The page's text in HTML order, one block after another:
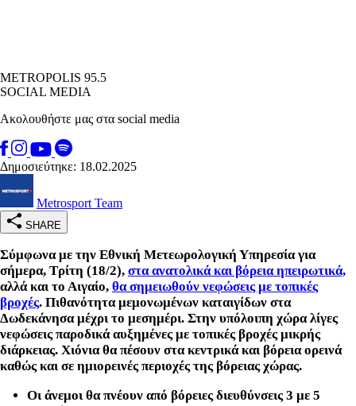
METROPOLIS 95.5
SOCIAL MEDIA
Ακολουθήστε μας στα social media
Δημοσιεύτηκε: 18.02.2025
Metrosport Team
SHARE
Σύμφωνα με την Εθνική Μετεωρολογική Υπηρεσία για
σήμερα, Τρίτη (18/2), στα ανατολικά και βόρεια ηπειρωτικά,
αλλά και το Αιγαίο, θα σημειωθούν νεφώσεις με τοπικές
βροχές. Πιθανότητα μεμονωμένων καταιγίδων στα
Δωδεκάνησα μέχρι το μεσημέρι. Στην υπόλοιπη χώρα λίγες
νεφώσεις παροδικά αυξημένες με τοπικές βροχές μικρής
διάρκειας. Xιόνια θα πέσουν στα κεντρικά και βόρεια ορεινά
καθώς και σε ημιορεινές περιοχές της βόρειας χώρας.
Οι άνεμοι θα πνέουν από βόρειες διευθύνσεις 3 με 5